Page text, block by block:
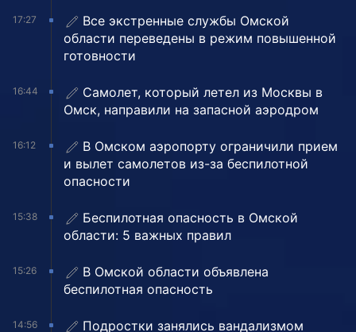
17:27
Все экстренные службы Омской
области переведены в режим повышенной
готовности
16:44
Самолет, который летел из Москвы в
Омск, направили на запасной аэродром
16:12
В Омском аэропорту ограничили прием
и вылет самолетов из-за беспилотной
опасности
15:38
Беспилотная опасность в Омской
области: 5 важных правил
15:26
В Омской области объявлена
беспилотная опасность
14:56
Подростки занялись вандализмом